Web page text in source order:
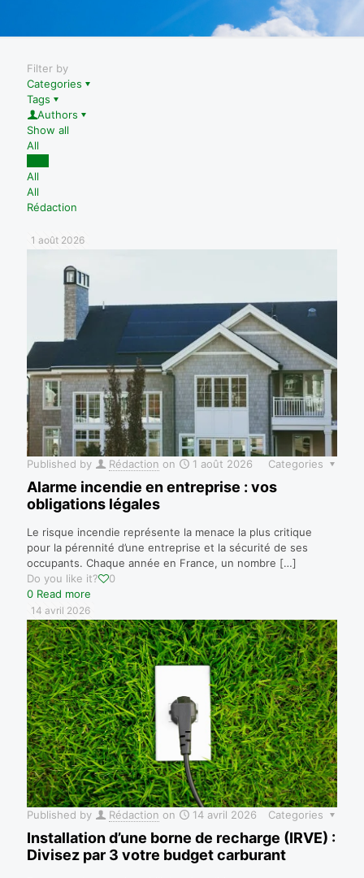
Filter by
Categories
Tags
Authors
Show all
All
All
All
Rédaction
1 août 2026
Published by Rédaction on 1 août 2026 Categories
Alarme incendie en entreprise : vos
obligations légales
Le risque incendie représente la menace la plus critique
pour la pérennité d’une entreprise et la sécurité de ses
occupants. Chaque année en France, un nombre […]
Do you like it?
0
0 Read more
14 avril 2026
Published by Rédaction on 14 avril 2026 Categories
Installation d’une borne de recharge (IRVE) :
Divisez par 3 votre budget carburant